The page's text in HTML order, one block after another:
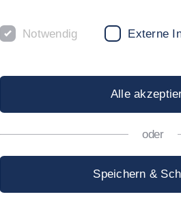
DR.-
Clemens.Kloeck[at]hs-
Notwendig Externe
Alle
oder
Speichern &